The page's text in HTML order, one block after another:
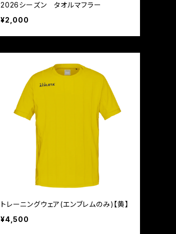
2026シーズン タオルマフラー
¥2,000
トレーニングウェア(エンブレムのみ)【黄】
¥4,500